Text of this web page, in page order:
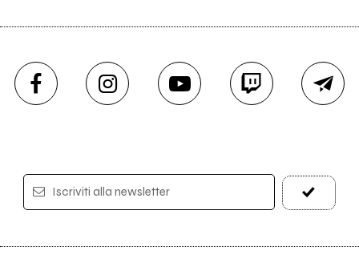
Iscriviti alla newsletter